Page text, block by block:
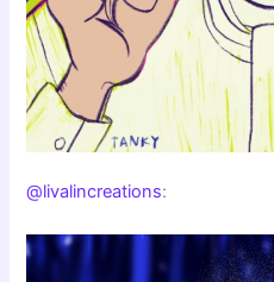
@livalincreations: